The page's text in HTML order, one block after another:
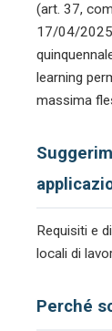
(art. 37,
17/04/2025
learning
massima
Requisiti e
locali di
Perché